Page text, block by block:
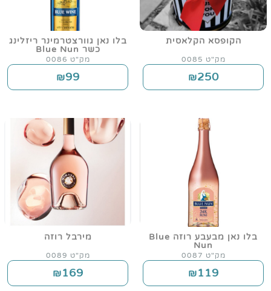
הקופסא הקלאסית
מק"ט 0085
₪250
בלו נאן גוורצטרמינר ריזלינג
כשר Blue Nun
מק"ט 0086
₪99
בלו נאן מבעבע רוזה Blue
Nun
מק"ט 0087
₪119
מירבל רוזה
מק"ט 0089
₪169